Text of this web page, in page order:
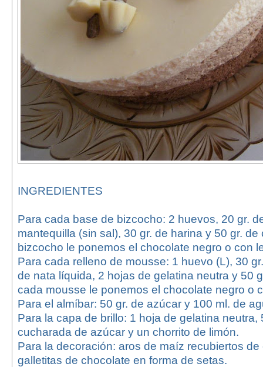
INGREDIENTES
Para cada base de bizcocho: 2 huevos, 20 gr.
mantequilla (sin sal), 30 gr. de harina y 50 gr.
bizcocho le ponemos el chocolate negro o con
Para cada relleno de mousse: 1 huevo (L), 30
de nata líquida, 2 hojas de gelatina neutra y 50
cada mousse le ponemos el chocolate negro o
Para el almíbar: 50 gr. de azúcar y 100 ml. de
Para la capa de brillo: 1 hoja de gelatina neutra,
cucharada de azúcar y un chorrito de limón.
Para la decoración: aros de maíz recubiertos
galletitas de chocolate en forma de setas.